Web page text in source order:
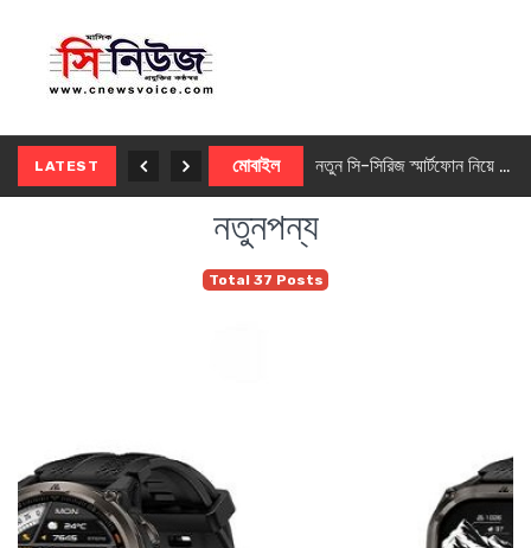
LATEST মোবাইল নতুন সি-সিরিজ স্মার্টফোন নিয়ে আসছে রিয়েলমি
নতুনপন্য
Total 37 Posts